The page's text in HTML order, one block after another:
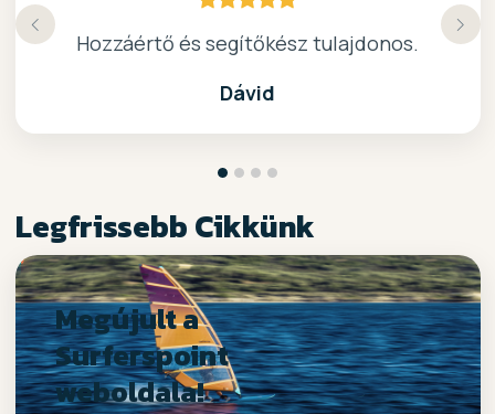
Hozzáértő és segítőkész tulajdonos.
Dávid
kiváló surf-ös bolt .. ajánlom!
Nagyon kedves elado, jo kis bolt :)
Köszönöm a gyors, barátságos kiszolgálast.
Legfrissebb Cikkünk
Megújult a
Surferspoint
weboldala!